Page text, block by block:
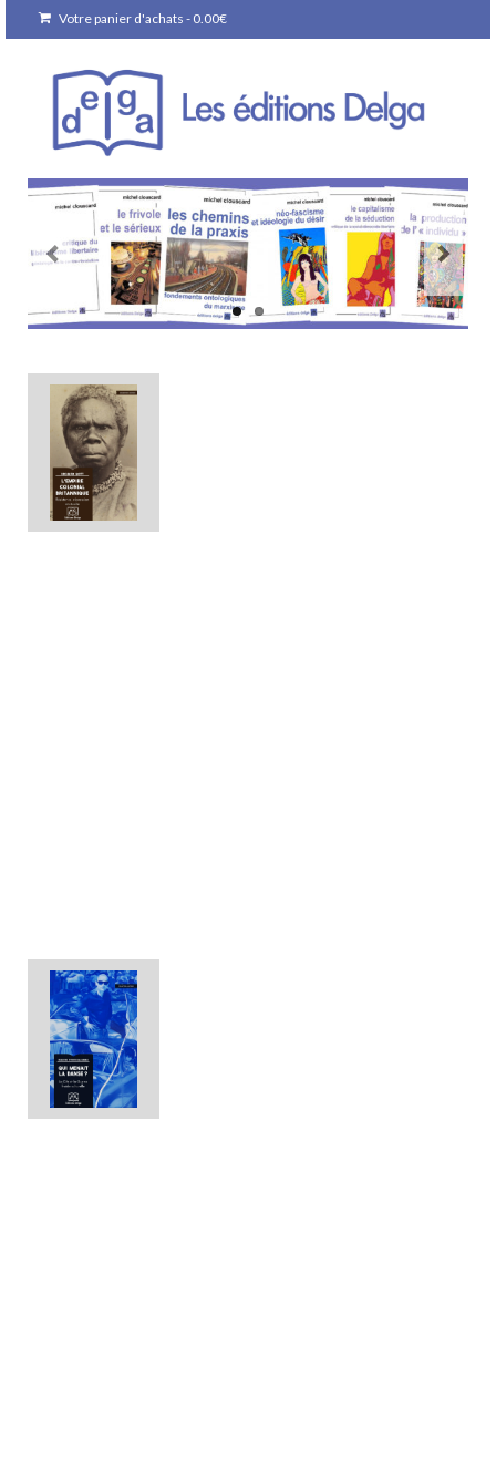
Votre panier d'achats - 0.00€